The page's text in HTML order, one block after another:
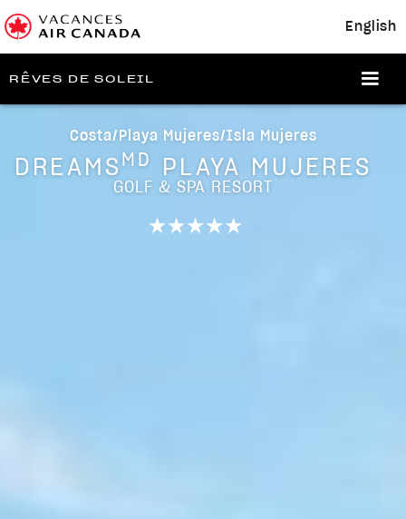
English
RÊVES DE SOLEIL
Costa/Playa Mujeres/Isla Mujeres
DREAMS MD PLAYA MUJERES
GOLF & SPA RESORT